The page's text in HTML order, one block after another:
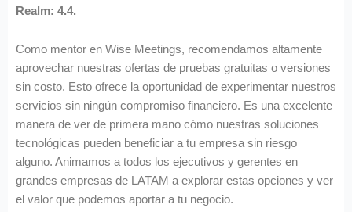
Realm: 4.4.
Como mentor en Wise Meetings, recomendamos altamente
aprovechar nuestras ofertas de pruebas gratuitas o versiones
sin costo. Esto ofrece la oportunidad de experimentar nuestros
servicios sin ningún compromiso financiero. Es una excelente
manera de ver de primera mano cómo nuestras soluciones
tecnológicas pueden beneficiar a tu empresa sin riesgo
alguno. Animamos a todos los ejecutivos y gerentes en
grandes empresas de LATAM a explorar estas opciones y ver
el valor que podemos aportar a tu negocio.